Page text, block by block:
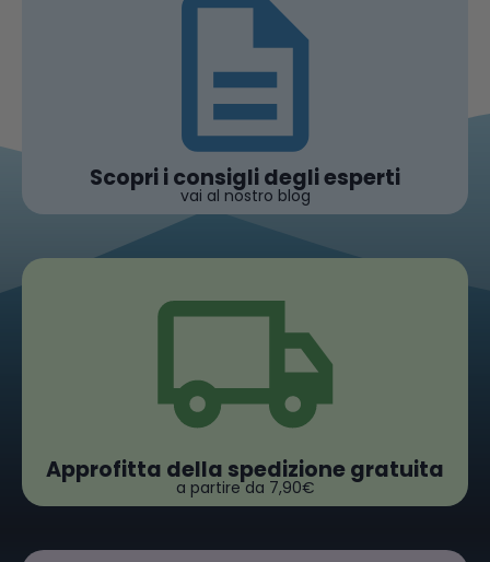
Scopri i consigli degli esperti
vai al nostro blog
Approfitta della spedizione gratuita
a partire da 7,90€